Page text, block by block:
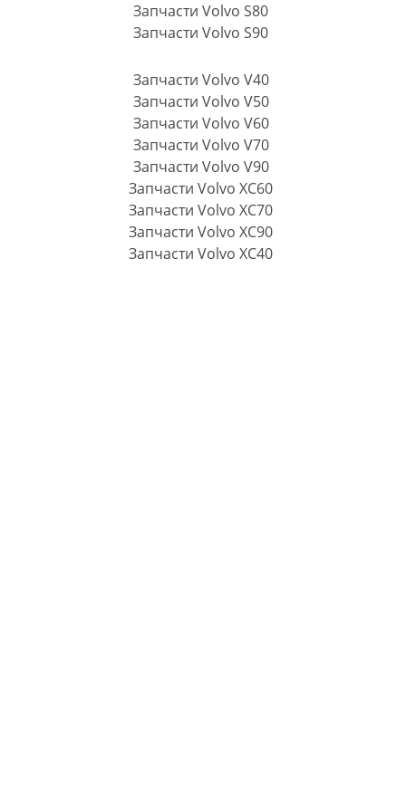
Запчасти Volvo S80
Запчасти Volvo S90
Запчасти Volvo V40
Запчасти Volvo V50
Запчасти Volvo V60
Запчасти Volvo V70
Запчасти Volvo V90
Запчасти Volvo XC60
Запчасти Volvo XC70
Запчасти Volvo XC90
Запчасти Volvo XC40